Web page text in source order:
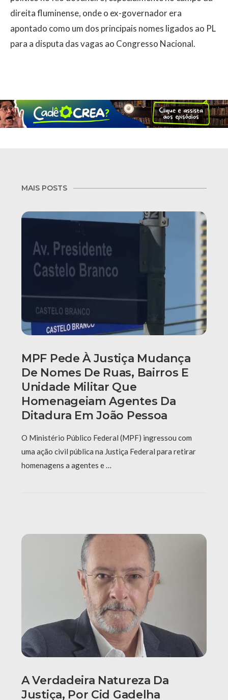
direita fluminense, onde o ex-governador era
apontado como um dos principais nomes ligados ao PL
para a disputa das vagas ao Congresso Nacional.
MAIS POSTS
MPF Pede À Justiça Mudança
De Nomes De Ruas, Bairros E
Unidade Militar Que
Homenageiam Agentes Da
Ditadura Em João Pessoa
O Ministério Público Federal (MPF) ingressou com
uma ação civil pública na Justiça Federal para retirar
homenagens a agentes e …
A Verdadeira Natureza Da
Justiça, Por Cid Gadelha